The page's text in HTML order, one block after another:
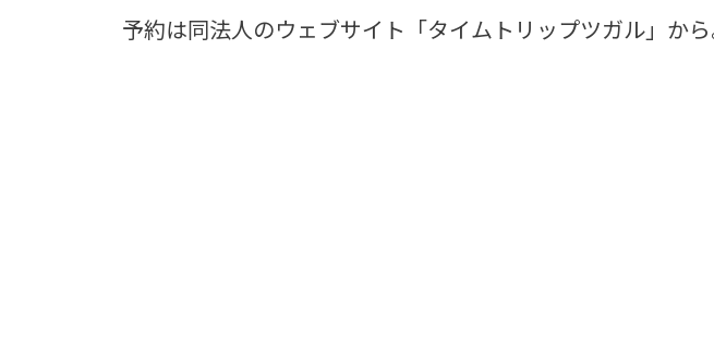
予約は同法人のウェブサイト「タイムトリップツガル」から